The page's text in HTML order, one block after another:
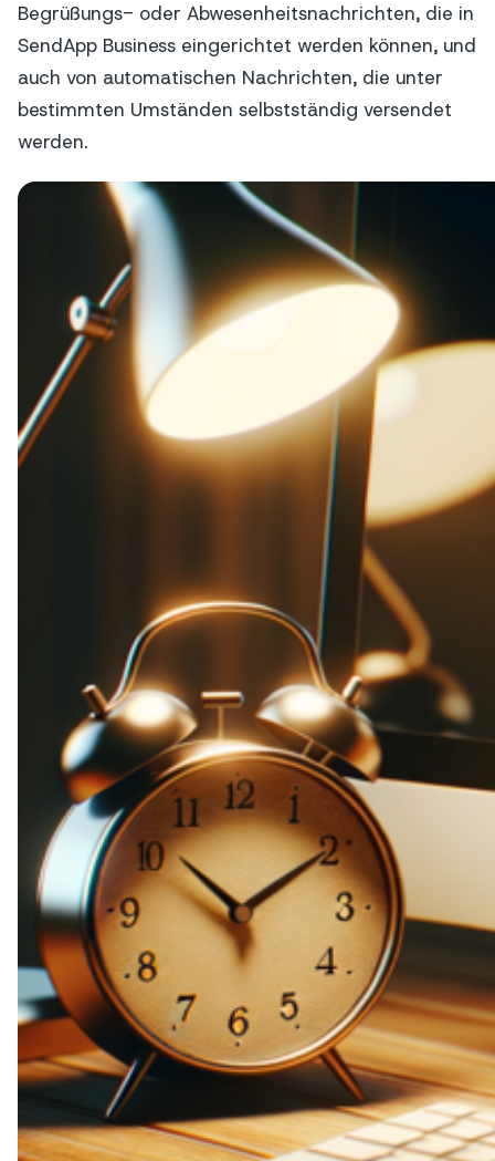
Begrüßungs- oder Abwesenheitsnachrichten, die in
SendApp Business eingerichtet werden können, und
auch von automatischen Nachrichten, die unter
bestimmten Umständen selbstständig versendet
werden.